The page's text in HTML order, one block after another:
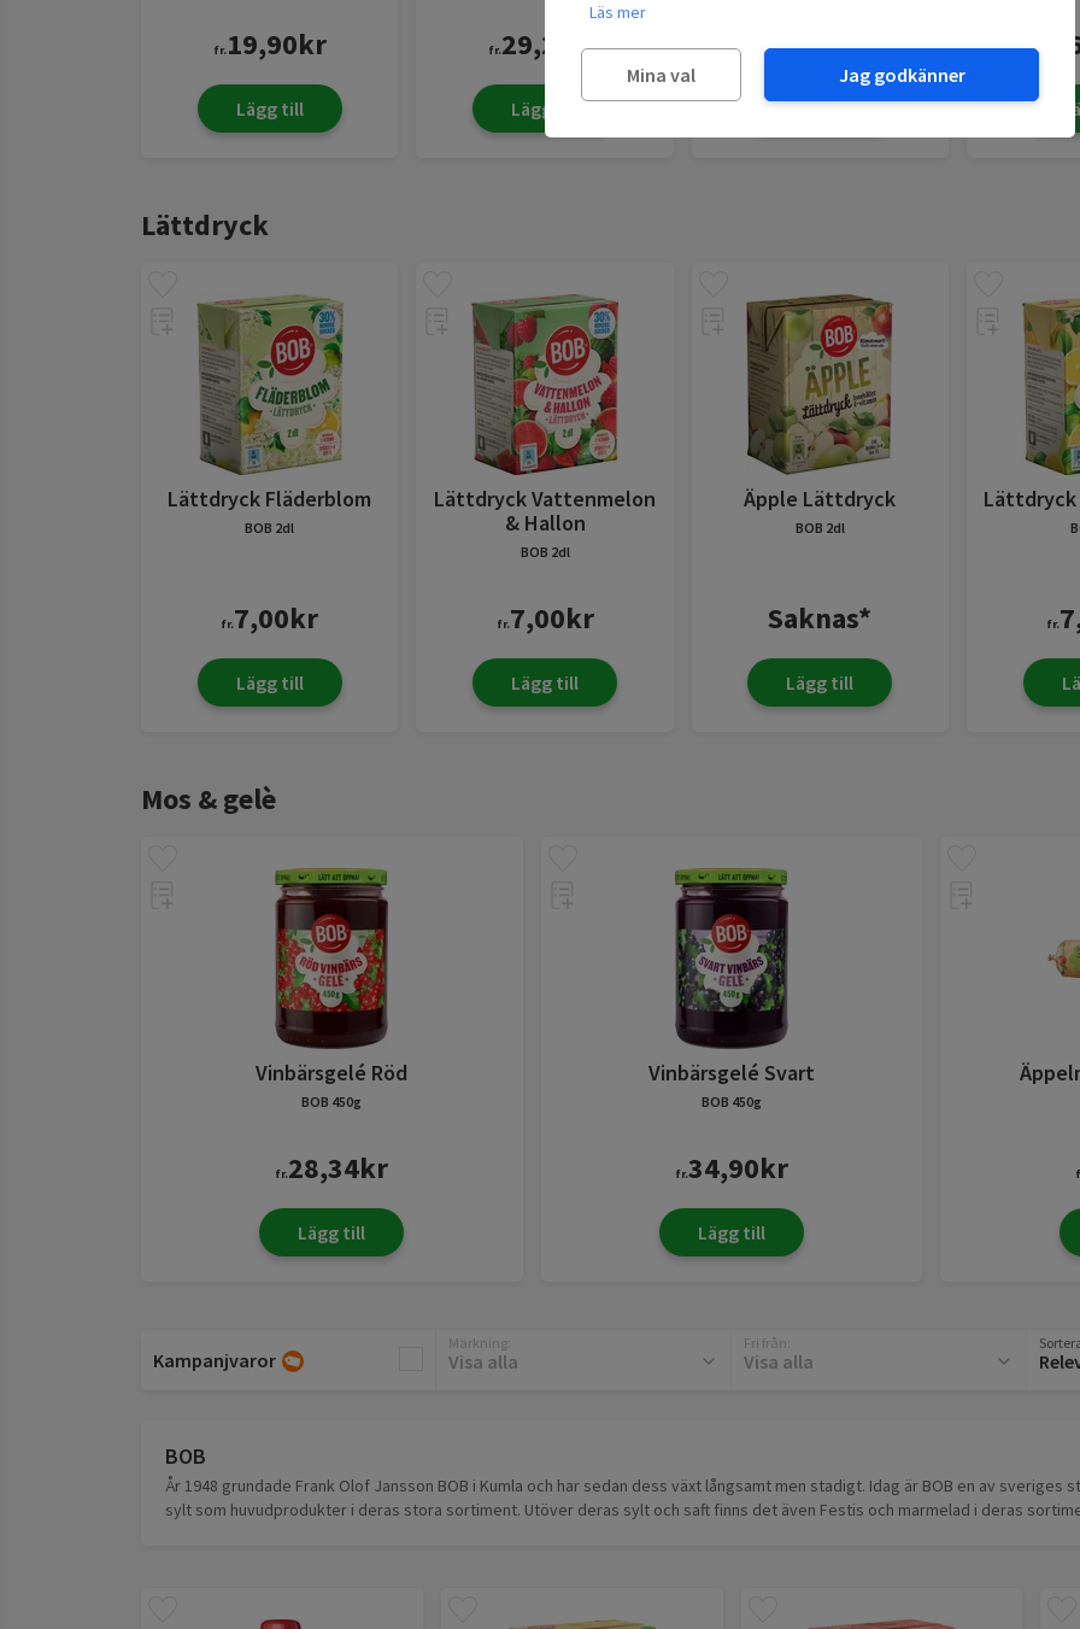
fr.19,90kr
Lägg till
fr.29,20 kr
Lägg till
fr.15,90kr
Lägg till
fr.
Lättdryck
Lättdryck Fläderblom
BOB 2dl
fr.7,00kr
Lägg till
Lättdryck Vattenmelon
& Hallon
BOB 2dl
fr.7,00kr
Lägg till
Äpple Lättdryck
BOB 2dl
Saknas*
Lägg till
Lättdryck
fr.
Mos & gelè
Vinbärsgelé Röd
BOB 450g
fr.28,34kr
Lägg till
Vinbärsgelé Svart
BOB 450g
fr.34,90kr
Lägg till
Kampanjvaror
Märkning
Visa alla
Fri från
Visa alla
BOB
År 1948 grundade Frank Olof Jansson BOB i Kumla och har sedan dess växt långsamt men stadigt. Idag är BOB en av sveriges
sylt som huvudprodukter i deras stora sortiment. Utöver deras sylt och saft finns det även Festis och marmelad i deras
Läs mer
Mina val Jag godkänner